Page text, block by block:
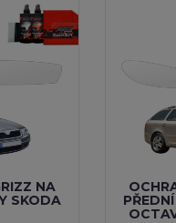
NA
SKODA